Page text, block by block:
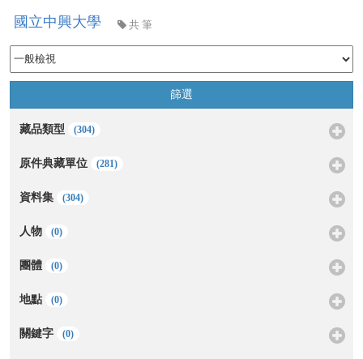
國立中興大學 共筆
篩選
藏品類型 (304)
原件典藏單位 (281)
資料集 (304)
人物 (0)
團體 (0)
地點 (0)
關鍵字 (0)